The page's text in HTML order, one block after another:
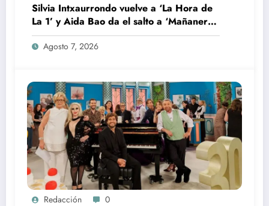
Silvia Intxaurrondo vuelve a ‘La Hora de
La 1’ y Aida Bao da el salto a ‘Mañaneros
360’
Agosto 7, 2026
Redacción 0